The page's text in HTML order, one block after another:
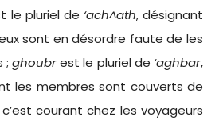
le pluriel de ‘ach^ath, désignant
sont en désordre faute de les
; ghoubrest le pluriel de ‘aghbar,
les membres sont couverts de
courant chez les voyageurs